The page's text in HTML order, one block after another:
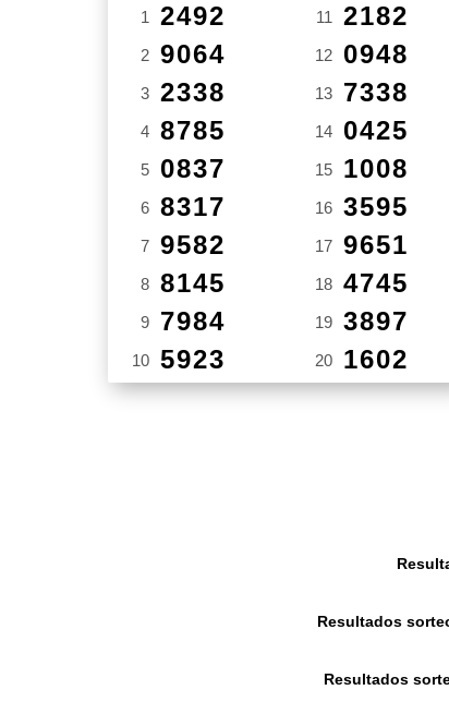
1 2492
2 9064
3 2338
4 8785
5 0837
6 8317
7 9582
8 8145
9 7984
10 5923
11 2182
12 0948
13 7338
14 0425
15 1008
16 3595
17 9651
18 4745
19 3897
20 1602
Resultados
Resultados